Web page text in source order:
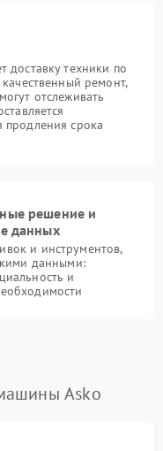
доставку техники по
ремонт,
отслеживать
продления срока
решение и
данных
и инструментов,
данными:
и
Asko